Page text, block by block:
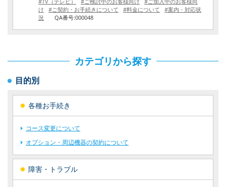
け
#ご契約・お手続きについて #料金について
#案内・対応状
況
QA番号:000048
カテゴリから探す
目的別
各種お手続き
コース変更について
オプション・周辺機器の契約について
障害・トラブル